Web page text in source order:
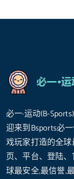
必一·运动(B-
迎来到Bsports必
戏玩家打造的全
页、平台、登陆
球最安全,最信誉,